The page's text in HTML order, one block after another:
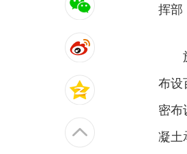
挥部
布设
密布
凝土